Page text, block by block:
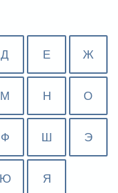
Д Е Ж
М Н О
Ф Ш Э
Ю Я